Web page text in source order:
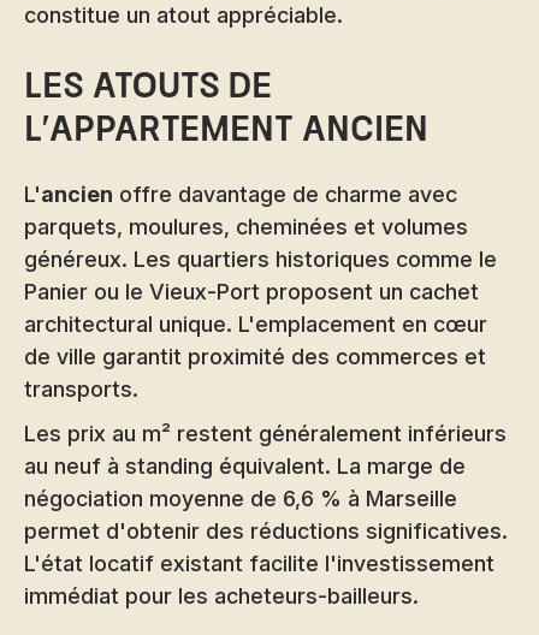
constitue un atout appréciable.
Les atouts de
l'appartement ancien
L'ancien offre davantage de charme avec
parquets, moulures, cheminées et volumes
généreux. Les quartiers historiques comme le
Panier ou le Vieux-Port proposent un cachet
architectural unique. L'emplacement en cœur
de ville garantit proximité des commerces et
transports.
Les prix au m² restent généralement inférieurs
au neuf à standing équivalent. La marge de
négociation moyenne de 6,6 % à Marseille
permet d'obtenir des réductions significatives.
L'état locatif existant facilite l'investissement
immédiat pour les acheteurs-bailleurs.